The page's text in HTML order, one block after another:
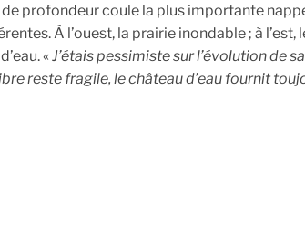
profondeur coule la plus importante
À l’ouest, la prairie inondable ; à l’est,
« J’étais pessimiste sur l’évolution de
reste fragile, le château d’eau fournit